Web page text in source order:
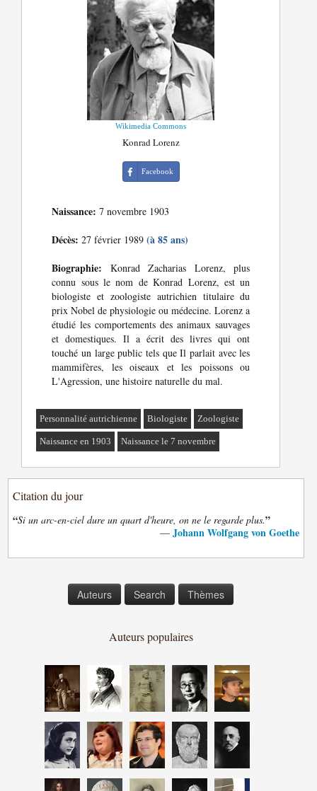
Wikimedia Commons
Konrad Lorenz
Facebook
Naissance: 7 novembre 1903
Décès: 27 février 1989(à 85 ans)
Biographie: Konrad Zacharias Lorenz, plus
connu sous le nom de Konrad Lorenz, est un
biologiste et zoologiste autrichien titulaire du
prix Nobel de physiologie ou médecine. Lorenz a
étudié les comportements des animaux sauvages
et domestiques. Il a écrit des livres qui ont
touché un large public tels que Il parlait avec les
mammifères, les oiseaux et les poissons ou
L'Agression, une histoire naturelle du mal.
Personnalité autrichienne Biologiste Zoologiste
Naissance en 1903 Naissance le 7 novembre
Citation du jour
“Si un arc-en-ciel dure un quart d'heure, on ne le regarde plus.”
— Johann Wolfgang von Goethe
Auteurs Search Thèmes
Auteurs populaires